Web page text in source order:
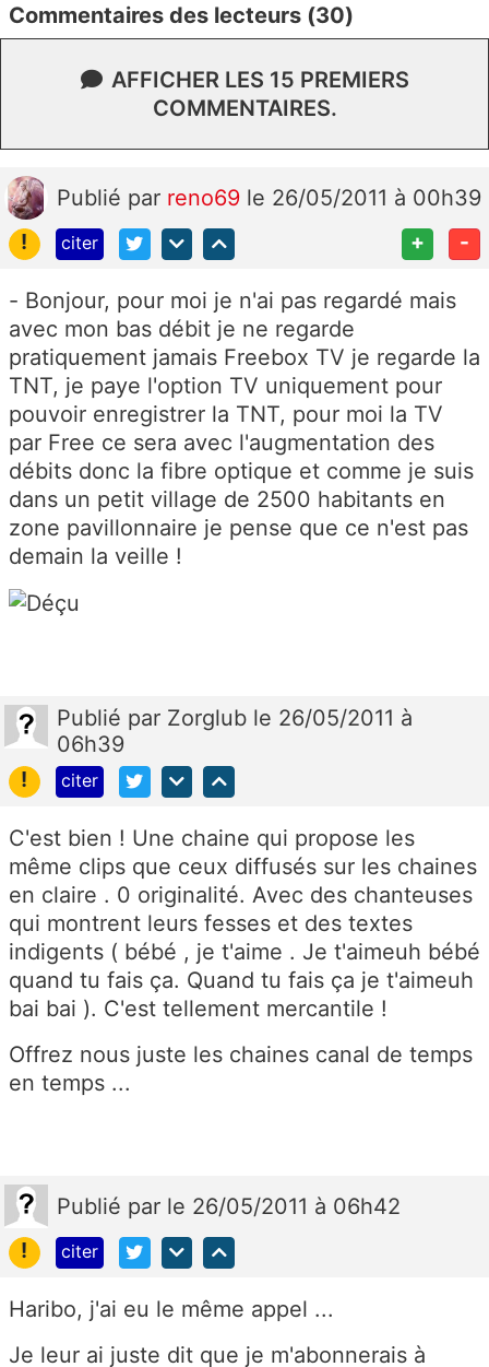
Commentaires des lecteurs (30)
AFFICHER LES 15 PREMIERS
COMMENTAIRES.
Publié par reno69 le 26/05/2011 à 00h39
!
citer + -
- Bonjour, pour moi je n'ai pas regardé mais
avec mon bas débit je ne regarde
pratiquement jamais Freebox TV je regarde la
TNT, je paye l'option TV uniquement pour
pouvoir enregistrer la TNT, pour moi la TV
par Free ce sera avec l'augmentation des
débits donc la fibre optique et comme je suis
dans un petit village de 2500 habitants en
zone pavillonnaire je pense que ce n'est pas
demain la veille !
Publié par Zorglub le 26/05/2011 à
06h39
!
citer
C'est bien ! Une chaine qui propose les
même clips que ceux diffusés sur les chaines
en claire . 0 originalité. Avec des chanteuses
qui montrent leurs fesses et des textes
indigents ( bébé , je t'aime . Je t'aimeuh bébé
quand tu fais ça. Quand tu fais ça je t'aimeuh
bai bai ). C'est tellement mercantile !
Offrez nous juste les chaines canal de temps
en temps ...
Publié par le 26/05/2011 à 06h42
!
citer
Haribo, j'ai eu le même appel ...
Je leur ai juste dit que je m'abonnerais à